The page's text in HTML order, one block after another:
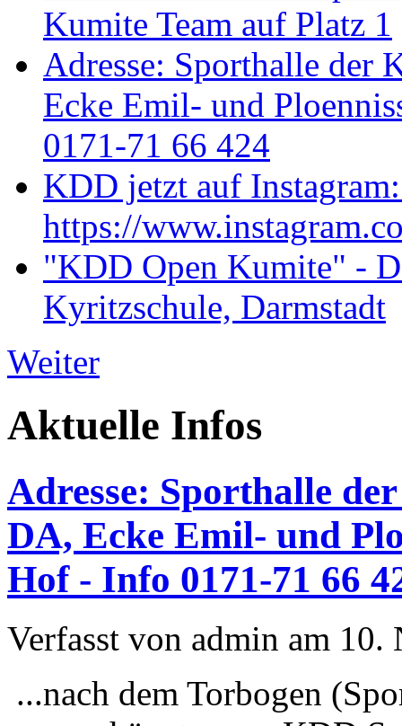
Kumite Team auf Platz 1
Adresse: Sporthalle der
Ecke Emil- und
0171-71 66 424
KDD jetzt auf
https://
"KDD Open Kumite" -
Kyritzschule, Darmstadt
Weiter
Aktuelle Infos
Adresse: Sporthalle
DA, Ecke Emil- und
Hof - Info 0171-71 66
Verfasst von admin am
...nach dem Torbogen